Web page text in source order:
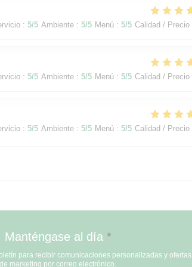
: 5/5 Ambiente : 5/5 Menú : 5/5 Calidad / Precio
: 5/5 Ambiente : 5/5 Menú : 5/5 Calidad / Precio
: 5/5 Ambiente : 5/5 Menú : 5/5 Calidad / Precio
Manténgase al día *
para recibir comunicaciones personalizadas y ofertas
de marketing por correo electrónico.